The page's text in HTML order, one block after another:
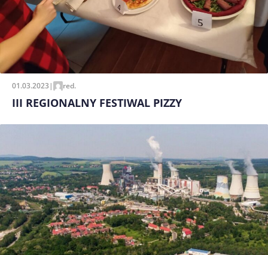
01.03.2023| red.
III REGIONALNY FESTIWAL PIZZY